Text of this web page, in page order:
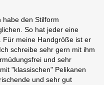
habe den Stilform
So hat jeder eine
Für meine Handgröße ist er
schreibe sehr gern mit ihm
und sehr
"klassischen" Pelikanen
und sehr gut